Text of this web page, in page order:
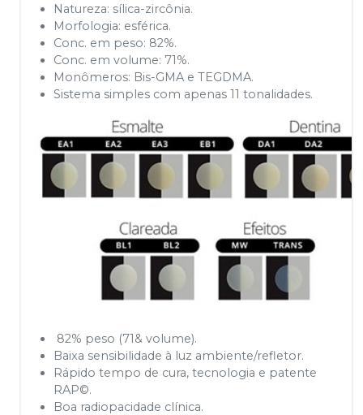
Natureza: sílica-zircônia.
Morfologia: esférica.
Conc. em peso: 82%.
Conc. em volume: 71%.
Monômeros: Bis-GMA e TEGDMA.
Sistema simples com apenas 11 tonalidades.
82% peso (71& volume).
Baixa sensibilidade à luz ambiente/refletor.
Rápido tempo de cura, tecnologia e patente
RAP©.
Boa radiopacidade clínica.